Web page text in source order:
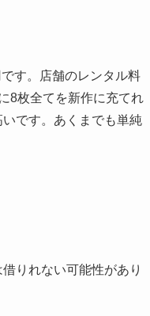
す。店舗のレンタル料
8枚全てを新作に充てれ
です。あくまでも単純
りれない可能性があり